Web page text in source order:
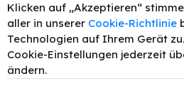
+43 1 402 46 08
office@tonerexpert.at
Klicken auf „Akzeptieren“
aller in unserer Cookie-Richtlinie
Technologien auf Ihrem Gerät
Cookie-Einstellungen jederzeit
ändern.